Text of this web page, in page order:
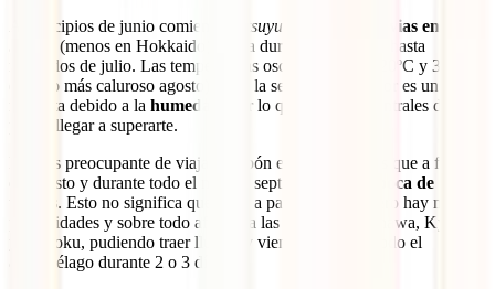
A principios de junio comienza el
tsuyu
época de lluvias en todo
(menos en Hokkaido) y esta dura más o menos hasta
mediados de julio. Las temperaturas oscilan entre los 20ºC y 35ºC
(siendo más caluroso agosto), pero la sensación de calor es un poco
más alta debido a la humedad
, por lo que en horas centrales del día
puede llegar a superarte.
Lo más preocupante de viajar a Japón en esta época es que a finales
de agosto y durante todo el mes de septiembre es la
época de
tifones. Esto no significa que vaya a pasarte sí o sí, pero hay más
posibilidades y sobre todo afectan a las costas de Okinawa, Kyushu
y Shikoku, pudiendo traer lluvias y vientos fuertes a todo el
archipiélago durante 2 o 3 días.